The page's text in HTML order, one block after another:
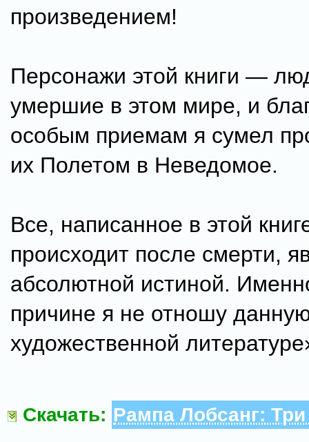
произведением!
Персонажи этой книги —
умершие в этом мире, и
особым приемам я сумел
их Полетом в Неведомое.
Все, написанное в этой
происходит после смерти,
абсолютной истиной.
причине я не отношу данную
художественной
Скачать: Рампа Лобсанг: